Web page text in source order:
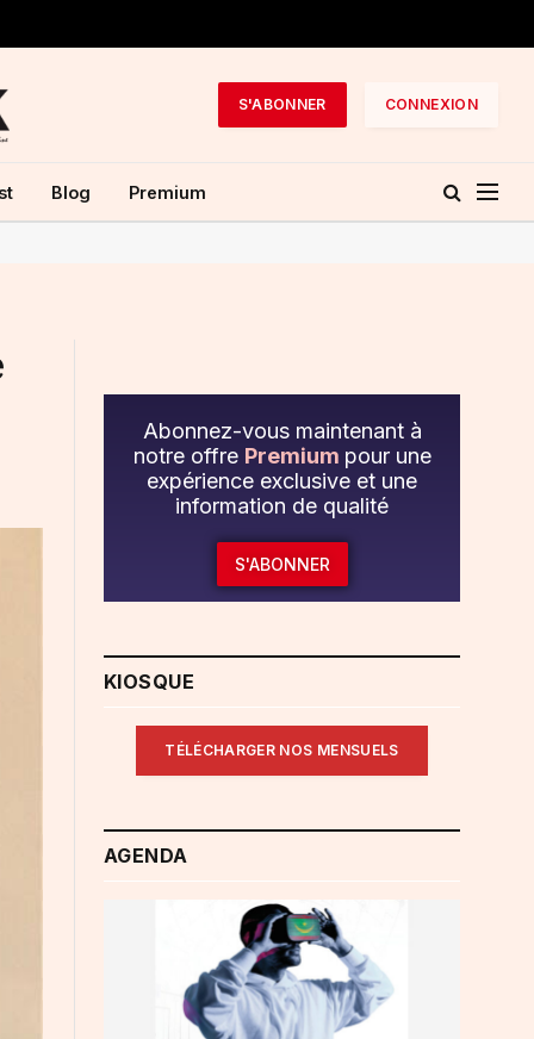
S'ABONNER CONNEXION
Blog Premium
Abonnez-vous maintenant à
notre offre Premium pour une
expérience exclusive et une
information de qualité
S'ABONNER
KIOSQUE
TÉLÉCHARGER NOS MENSUELS
AGENDA